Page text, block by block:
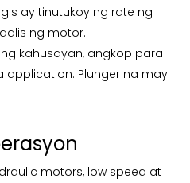
ay tinutukoy ng rate ng
ng motor.
kahusayan, angkop para
application. Plunger na may
motors, low speed at